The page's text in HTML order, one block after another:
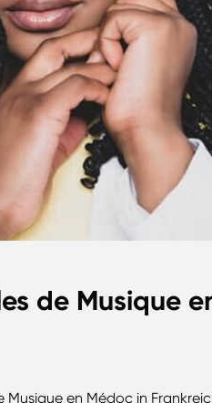
de Musique
en Médoc in